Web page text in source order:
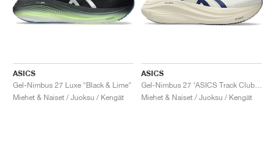
ASICS
Gel-Nimbus 27 Luxe "Black & Lime"
Miehet & Naiset / Juoksu / Kengät
ASICS
Miehet & Naiset / Juoksu / Kengät